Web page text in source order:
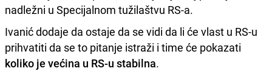
nadležni u Specijalnom tužilaštvu RS-a.
Ivanić dodaje da ostaje da se vidi da li će vlast u RS-u
prihvatiti da se to pitanje istraži i time će pokazati
koliko je većina u RS-u stabilna.